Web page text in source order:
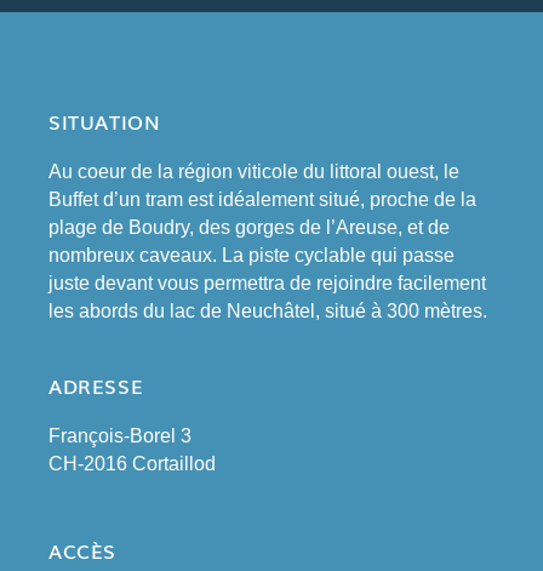
SITUATION
Au coeur de la région viticole du littoral ouest, le
Buffet d’un tram est idéalement situé, proche de la
plage de Boudry, des gorges de l’Areuse, et de
nombreux caveaux. La piste cyclable qui passe
juste devant vous permettra de rejoindre facilement
les abords du lac de Neuchâtel, situé à 300 mètres.
ADRESSE
François-Borel 3
CH-2016 Cortaillod
ACCÈS